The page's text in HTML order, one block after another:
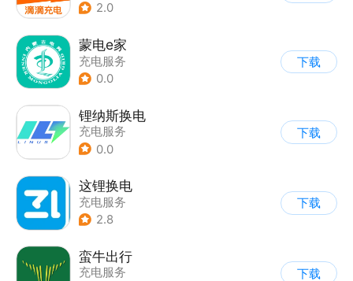
2.0
蒙电e家
充电服务
0.0
下载
锂纳斯换电
充电服务
0.0
下载
这锂换电
充电服务
2.8
下载
蛮牛出行
充电服务
下载